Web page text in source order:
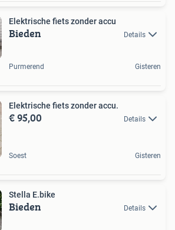
Elektrische fiets zonder accu
Bieden Details
Purmerend Gisteren
Elektrische fiets zonder accu.
€ 95,00 Details
Soest Gisteren
Stella E.bike
Bieden Details